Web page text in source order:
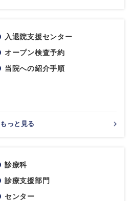
入退院支援センター
オープン検査予約
当院への紹介手順
もっと見る
診療科
診療支援部門
センター